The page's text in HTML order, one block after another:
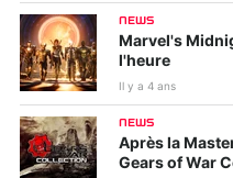
NEWS
Marvel's
l'heure
Il y a 4 ans
NEWS
Après la
Gears of War